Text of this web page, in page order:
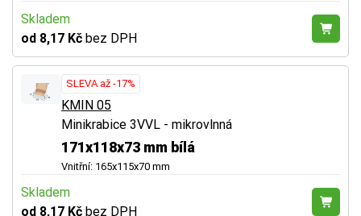
Skladem
od 8,17 Kč bez DPH
SLEVA až -17%
KMIN 05
Minikrabice 3VVL - mikrovlnná
171x118x73 mm bílá
Vnitřní: 165x115x70 mm
Skladem
od 8,17 Kč bez DPH